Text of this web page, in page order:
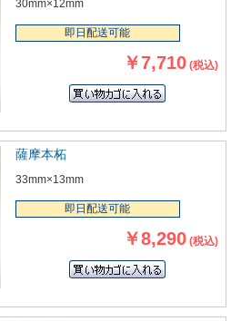
30mm×12mm
即日配送可能
￥7,710 (税込)
薩摩本柘
33mm×13mm
即日配送可能
￥8,290 (税込)